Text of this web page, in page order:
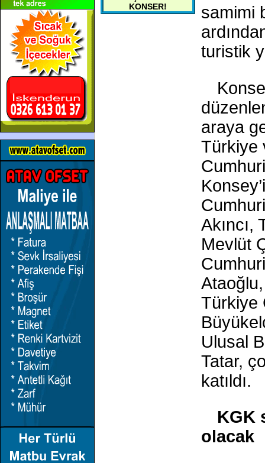
KONSER!
samimi
turistik
araya
Türkiye
Akıncı,
Mevlüt
Türkiye
Ulusal
Tatar,
katıldı.
KGK
olacak